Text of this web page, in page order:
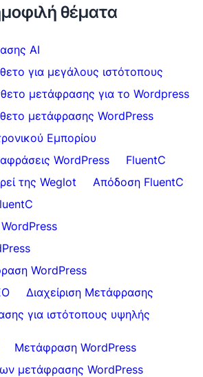
θέματα
AI
για μεγάλους ιστότοπους
μετάφρασης για το Wordpress
μετάφρασης WordPress
Εμπορίου
WordPress
FluentC
της Weglot
Απόδοση FluentC
WordPress
Διαχείριση Μετάφρασης
για ιστότοπους υψηλής
Μετάφραση WordPress
μετάφρασης WordPress